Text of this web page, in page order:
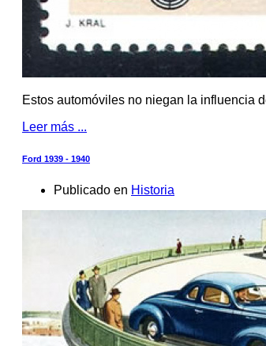
Estos automóviles no niegan la influencia
Leer más ...
Ford 1939 - 1940
Publicado en Historia